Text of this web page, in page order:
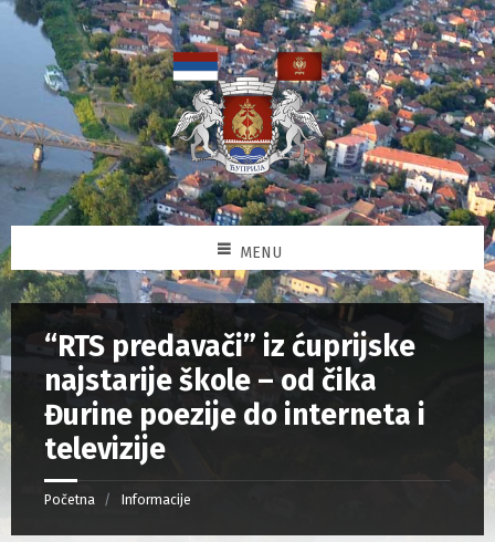
MENU
“RTS predavači” iz ćuprijske
najstarije škole – od čika
Đurine poezije do interneta i
televizije
Početna Informacije